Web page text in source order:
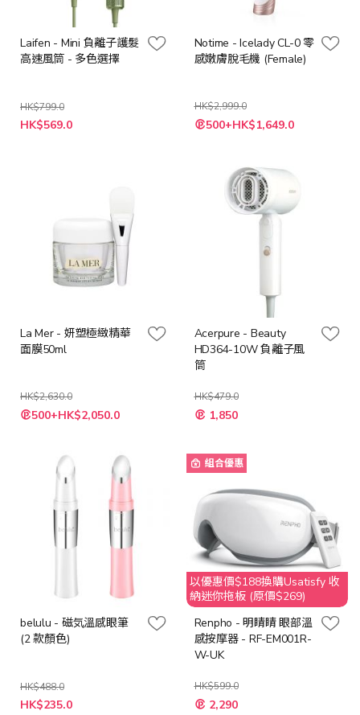
Laifen - Mini 負離子護髮
高速風筒 - 多色選擇
HK$799.0
HK$569.0
Notime - Icelady CL-0 零
感嫩膚脫毛機 (Female)
HK$2,999.0
特
殊 500+HK$1,649.0
La Mer - 妍塑極緻精華
面膜50ml
HK$2,630.0
特
殊 500+HK$2,050.0
Acerpure - Beauty
HD364-10W 負離子風
筒
HK$479.0
特
殊 1,850
belulu - 磁気溫感眼筆
(2 款顏色)
HK$488.0
HK$235.0
組合優惠
以優惠價$188換購Usatisfy 收
納迷你拖板 (原價$269)
Renpho - 明睛睛 眼部溫
感按摩器 - RF-EM001R-
W-UK
HK$599.0
特
殊 2,290